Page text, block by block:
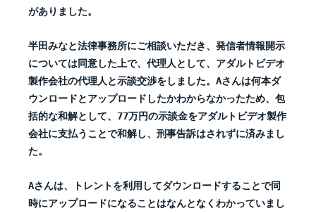
がありました。
半田みなと法律事務所にご相談いただき、発信者情報開示
については同意した上で、代理人として、アダルトビデオ
製作会社の代理人と示談交渉をしました。Aさんは何本ダ
ウンロードとアップロードしたかわからなかったため、包
括的な和解として、77万円の示談金をアダルトビデオ製作
会社に支払うことで和解し、刑事告訴はされずに済みまし
た。
Aさんは、トレントを利用してダウンロードすることで同
時にアップロードになることはなんとなくわかっていまし